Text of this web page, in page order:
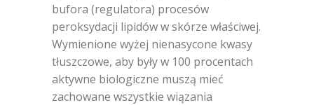
bufora (regulatora) procesów
peroksydacji lipidów w skórze właściwej.
Wymienione wyżej nienasycone kwasy
tłuszczowe, aby były w 100 procentach
aktywne biologiczne muszą mieć
zachowane wszystkie wiązania